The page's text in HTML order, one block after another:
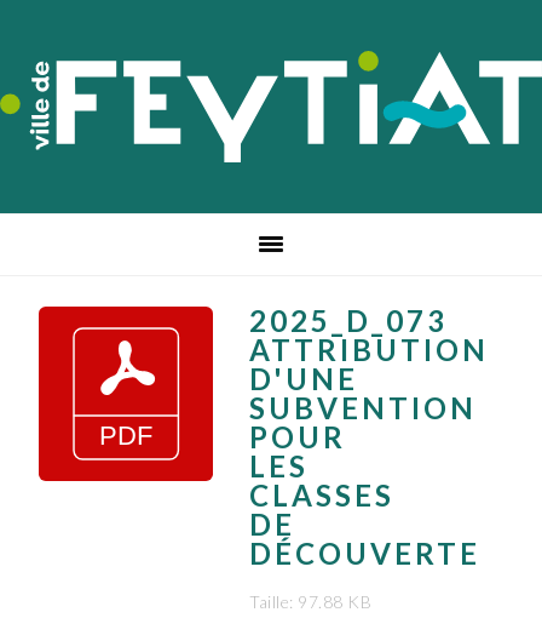
navigation
principale
contenu
principal
pied
de
page
2025_D_073
ATTRIBUTION
D'UNE
SUBVENTION
POUR
LES
CLASSES
DE
DÉCOUVERTE
Taille: 97.88 KB